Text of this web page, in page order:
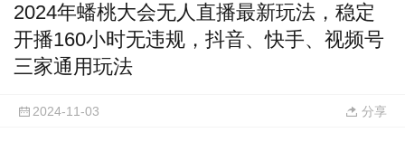
2024年蟠桃大会无人直播最新玩法，稳定
开播160小时无违规，抖音、快手、视频号
三家通用玩法
2024-11-03 分享